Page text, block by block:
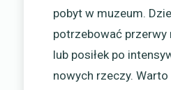
pobyt w muzeum.
potrzebować przerwy
lub posiłek po
nowych rzeczy.